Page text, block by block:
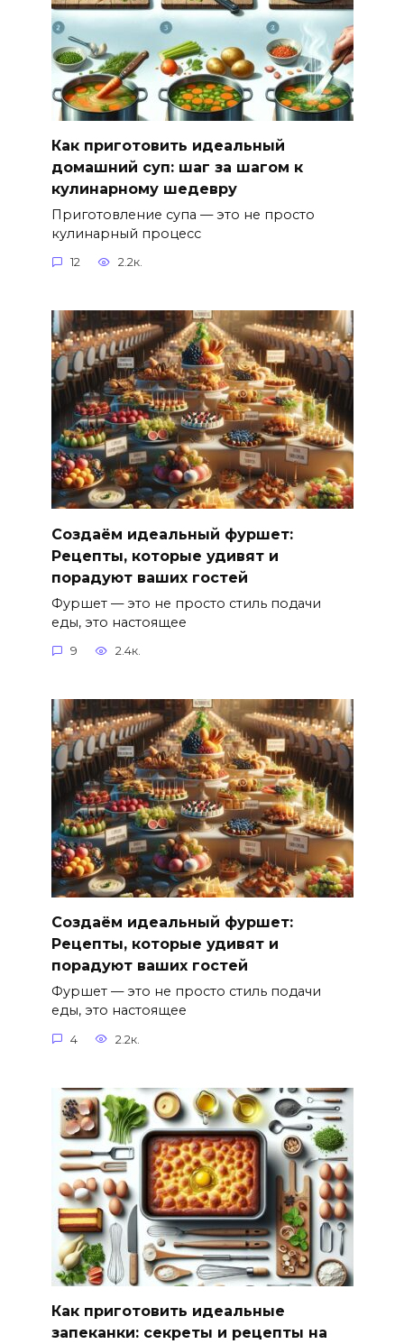
Как приготовить идеальный
домашний суп: шаг за шагом к
кулинарному шедевру
Приготовление супа — это не просто
кулинарный процесс
12 2.2к.
Создаём идеальный фуршет:
Рецепты, которые удивят и
порадуют ваших гостей
Фуршет — это не просто стиль подачи
еды, это настоящее
9 2.4к.
Создаём идеальный фуршет:
Рецепты, которые удивят и
порадуют ваших гостей
Фуршет — это не просто стиль подачи
еды, это настоящее
4 2.2к.
Как приготовить идеальные
запеканки: секреты и рецепты на